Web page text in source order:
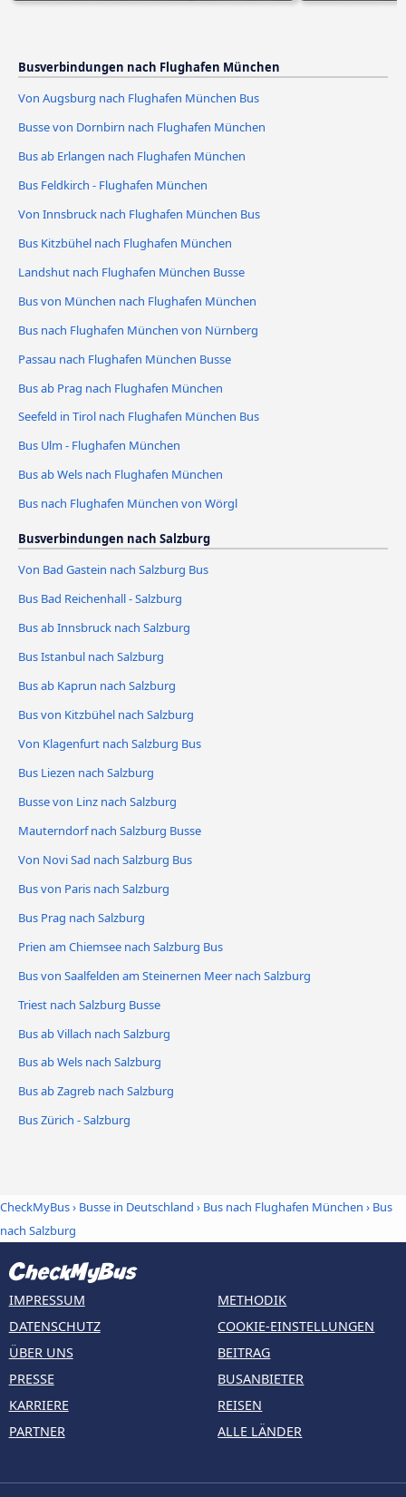
Busverbindungen nach Flughafen München
Von Augsburg nach Flughafen München Bus
Busse von Dornbirn nach Flughafen München
Bus ab Erlangen nach Flughafen München
Bus Feldkirch - Flughafen München
Von Innsbruck nach Flughafen München Bus
Bus Kitzbühel nach Flughafen München
Landshut nach Flughafen München Busse
Bus von München nach Flughafen München
Bus nach Flughafen München von Nürnberg
Passau nach Flughafen München Busse
Bus ab Prag nach Flughafen München
Seefeld in Tirol nach Flughafen München Bus
Bus Ulm - Flughafen München
Bus ab Wels nach Flughafen München
Bus nach Flughafen München von Wörgl
Busverbindungen nach Salzburg
Von Bad Gastein nach Salzburg Bus
Bus Bad Reichenhall - Salzburg
Bus ab Innsbruck nach Salzburg
Bus Istanbul nach Salzburg
Bus ab Kaprun nach Salzburg
Bus von Kitzbühel nach Salzburg
Von Klagenfurt nach Salzburg Bus
Bus Liezen nach Salzburg
Busse von Linz nach Salzburg
Mauterndorf nach Salzburg Busse
Von Novi Sad nach Salzburg Bus
Bus von Paris nach Salzburg
Bus Prag nach Salzburg
Prien am Chiemsee nach Salzburg Bus
Bus von Saalfelden am Steinernen Meer nach Salzburg
Triest nach Salzburg Busse
Bus ab Villach nach Salzburg
Bus ab Wels nach Salzburg
Bus ab Zagreb nach Salzburg
Bus Zürich - Salzburg
CheckMyBus› Busse in Deutschland › Bus nach Flughafen München › Bus
nach Salzburg
IMPRESSUM
DATENSCHUTZ
ÜBER UNS
PRESSE
KARRIERE
PARTNER
METHODIK
COOKIE-EINSTELLUNGEN
BEITRAG
BUSANBIETER
REISEN
ALLE LÄNDER